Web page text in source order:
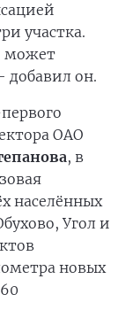
участка.
может
добавил он.
ОАО
, в
населённых
Угол и
новых